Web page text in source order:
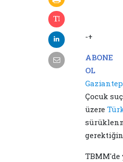
-+
ABONE
OL
Gaziantep
Çocuk
üzere
TBMM'de